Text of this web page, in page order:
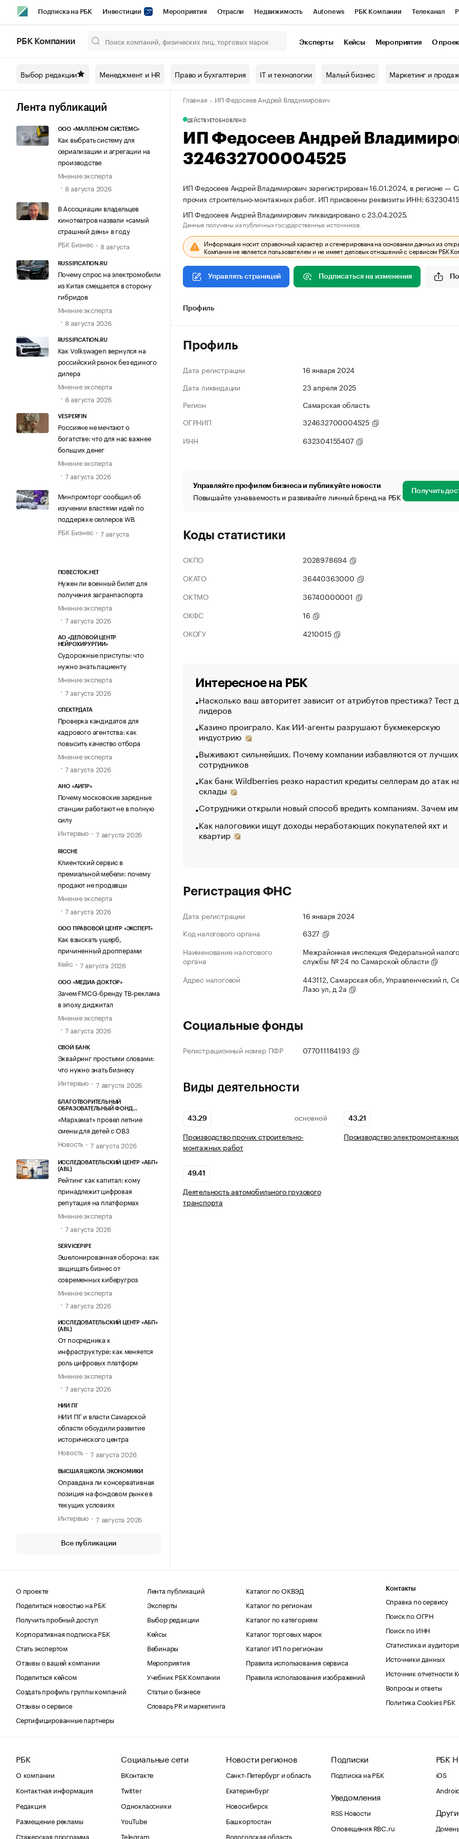
Подписка на РБК Инвестиции Мероприятия Отрасли Недвижимость Autonews РБК Компании Телеканал
Спецпроекты СПб Конференции СПб Спецпроекты Проверка контрагентов
Технологии и медиа Рынок наличной валюты
РБК Компании Эксперты Кейсы Мероприятия О
Выбор редакции Менеджмент и HR Право и бухгалтерия IT и технологии Малый бизнес Маркетинг и
Лента публикаций
ООО «МАЛЛЕНОМ СИСТЕМС»
Как выбрать систему для
сериализации и агрегации на
производстве
Мнение эксперта
8 августа 2026
В Ассоциации владельцев
кинотеатров назвали «самый
страшный день» в году
РБК Бизнес
8 августа
RUSSIFICATION.RU
Почему спрос на электромобили
из Китая смещается в сторону
гибридов
Мнение эксперта
8 августа 2026
RUSSIFICATION.RU
Как Volkswagen вернулся на
российский рынок без единого
дилера
Мнение эксперта
8 августа 2026
VESPERFIN
Россияне не мечтают о
богатстве: что для нас важнее
больших денег
Мнение эксперта
7 августа 2026
Минпромторг сообщил об
изучении властями идей по
поддержке селлеров WB
РБК Бизнес
7 августа
ПОВЕСТОК.НЕТ
Нужен ли военный билет для
получения загранпаспорта
Мнение эксперта
7 августа 2026
АО «ДЕЛОВОЙ ЦЕНТР
НЕЙРОХИРУРГИИ»
Судорожные приступы: что
нужно знать пациенту
Мнение эксперта
7 августа 2026
СПЕКТРДАТА
Проверка кандидатов для
кадрового агентства: как
повысить качество отбора
Мнение эксперта
7 августа 2026
АНО «АИПР»
Почему московские зарядные
станции работают не в полную
силу
Интервью
7 августа 2026
RICCHE
Клиентский сервис в
премиальной мебели: почему
продают не продавцы
Мнение эксперта
7 августа 2026
ООО ПРАВОВОЙ ЦЕНТР «ЭКСПЕРТ»
Как взыскать ущерб,
причиненный дропперами
Кейс
7 августа 2026
ООО «МЕДИА-ДОКТОР»
Зачем FMCG-бренду ТВ-реклама
в эпоху диджитал
Мнение эксперта
7 августа 2026
СВОЙ БАНК
Эквайринг простыми словами:
что нужно знать бизнесу
Интервью
7 августа 2026
БЛАГОТВОРИТЕЛЬНЫЙ
ОБРАЗОВАТЕЛЬНЫЙ ФОНД
«Мархамат» провел летние
смены для детей с ОВЗ
Новость
7 августа 2026
ИССЛЕДОВАТЕЛЬСКИЙ ЦЕНТР «АБП»
(ABL)
Рейтинг как капитал: кому
принадлежит цифровая
репутация на платформах
Мнение эксперта
7 августа 2026
SERVICEPIPE
Эшелонированная оборона: как
защищать бизнес от
современных киберугроз
Мнение эксперта
7 августа 2026
ИССЛЕДОВАТЕЛЬСКИЙ ЦЕНТР «АБП»
(ABL)
От посредника к
инфраструктуре: как меняется
роль цифровых платформ
Мнение эксперта
7 августа 2026
НИИ ПГ
НИИ ПГ и власти Самарской
области обсудили развитие
исторического центра
Новость
7 августа 2026
ВЫСШАЯ ШКОЛА ЭКОНОМИКИ
Оправдана ли консервативная
позиция на фондовом рынке в
текущих условиях
Интервью
7 августа 2026
Все публикации
Главная ИП Федосеев Андрей Владимирович
ДЕЙСТВУЕТОБНОВЛЕНО
ИП Федосеев Андрей
324632700004525
ИП Федосеев Андрей Владимирович зарегистрирован 16.01.2024, в регионе —
прочих строительно-монтажных работ. ИП присвоены реквизиты ИНН:
ИП Федосеев Андрей Владимирович ликвидировано с 23.04.2025.
Данные получены из публичных государственных источников.
Информация носит справочный характер и сгенерирована на основании данных из
Компания не является пользователем и не имеет деловых отношений с сервисом РБК
Управлять страницей Подписаться на изменения
Профиль
Профиль
Дата регистрации
16 января 2024
Дата ликвидации
23 апреля 2025
Регион
Самарская область
ОГРНИП
324632700004525
ИНН
632304155407
Управляйте профилем бизнеса и публикуйте новости
Повышайте узнаваемость и развивайте личный бренд на РБК Получить
Коды статистики
ОКПО
2028978694
ОКАТО
36440363000
ОКТМО
36740000001
ОКФС
16
ОКОГУ
4210015
Интересное на РБК
Насколько ваш авторитет зависит от атрибутов престижа? Тест
лидеров
Казино проиграло. Как ИИ-агенты разрушают букмекерскую
индустрию
Выживают сильнейших. Почему компании избавляются от лучших
сотрудников
Как банк Wildberries резко нарастил кредиты селлерам до атак
склады
Сотрудники открыли новый способ вредить компаниям. Зачем
Как налоговики ищут доходы неработающих покупателей яхт и
квартир
Регистрация ФНС
Дата регистрации
16 января 2024
Код налогового органа
6327
Наименование налогового
органа
Межрайонная инспекция Федеральной
службы № 24 по Самарской области
Адрес налоговой
443112, Самарская обл, Управленческий п,
Лазо ул, д 2а
Социальные фонды
Регистрационный номер ПФР 077011184193
Виды деятельности
43.29 ОСНОВНОЙ
Производство прочих строительно-
монтажных работ
43.21
Производство
49.41
Деятельность автомобильного грузового
транспорта
О проекте
Поделиться новостью на РБК
Получить пробный доступ
Корпоративная подписка РБК
Стать экспертом
Отзывы о вашей компании
Поделиться кейсом
Создать профиль группы компаний
Отзывы о сервисе
Сертифицированные партнеры
Лента публикаций
Эксперты
Выбор редакции
Кейсы
Вебинары
Мероприятия
Учебник РБК Компании
Статьи о бизнесе
Словарь PR и маркетинга
Каталог по ОКВЭД
Каталог по регионам
Каталог по категориям
Каталог торговых марок
Каталог ИП по регионам
Правила использования сервиса
Правила использования изображений
Контакты
Справка по сервису
Поиск по ОГРН
Поиск по ИНН
Статистика и
Источники данных
Источник отчетности
Вопросы и ответы
Политика Cookies РБК
РБК
О компании
Контактная информация
Редакция
Размещение рекламы
Стажерская программа
Социальные сети
ВКонтакте
Twitter
Одноклассники
YouTube
Telegram
Новости регионов
Санкт-Петербург и область
Екатеринбург
Новосибирск
Башкортостан
Вологодская область
Подписки
Подписка на РБК
Уведомления
RSS Новости
Оповещения RBC.ru
РБК
iOS